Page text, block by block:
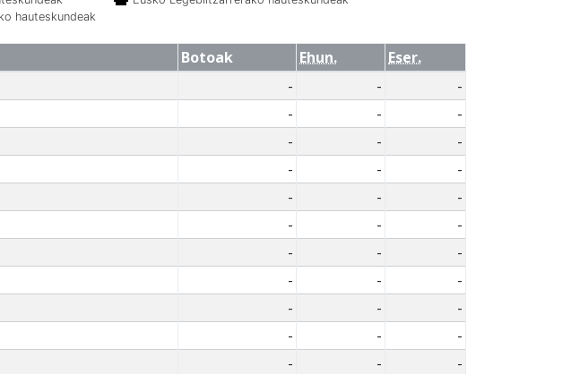
hauteskundeak
Botoak Ehun.
Eser.
- -
-
- -
-
- -
-
- -
-
- -
-
- -
-
- -
-
- -
-
- -
-
- -
-
- -
-